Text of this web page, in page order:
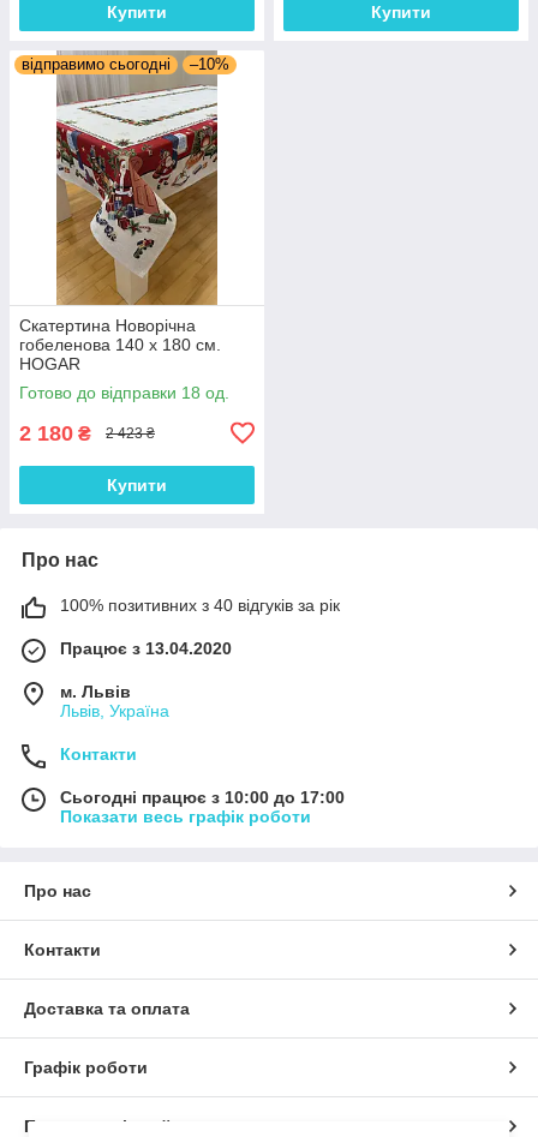
Купити Купити
відправимо сьогодні –10%
Скатертина Новорічна
гобеленова 140 х 180 см.
HOGAR
Готово до відправки 18 од.
2 180 ₴ 2 423 ₴
Купити
Про нас
100% позитивних з 40 відгуків за рік
Працює з 13.04.2020
м. Львів
Львів, Україна
Контакти
Сьогодні працює з 10:00 до 17:00
Показати весь графік роботи
Про нас
Контакти
Доставка та оплата
Графік роботи
Повна версія сайту